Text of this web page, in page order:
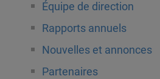
Équipe de direction
Rapports annuels
Nouvelles et annonces
Partenaires